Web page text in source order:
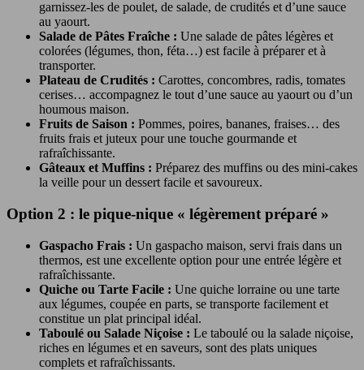
garnissez-les de poulet, de salade, de crudités et d’une sauce
au yaourt.
Salade de Pâtes Fraîche : Une salade de pâtes légères et
colorées (légumes, thon, féta…) est facile à préparer et à
transporter.
Plateau de Crudités : Carottes, concombres, radis, tomates
cerises… accompagnez le tout d’une sauce au yaourt ou d’un
houmous maison.
Fruits de Saison : Pommes, poires, bananes, fraises… des
fruits frais et juteux pour une touche gourmande et
rafraîchissante.
Gâteaux et Muffins : Préparez des muffins ou des mini-cakes
la veille pour un dessert facile et savoureux.
Option 2 : le pique-nique « légèrement préparé »
Gaspacho Frais : Un gaspacho maison, servi frais dans un
thermos, est une excellente option pour une entrée légère et
rafraîchissante.
Quiche ou Tarte Facile : Une quiche lorraine ou une tarte
aux légumes, coupée en parts, se transporte facilement et
constitue un plat principal idéal.
Taboulé ou Salade Niçoise : Le taboulé ou la salade niçoise,
riches en légumes et en saveurs, sont des plats uniques
complets et rafraîchissants.